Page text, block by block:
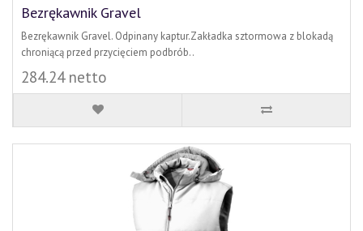
Bezrękawnik Gravel
Bezrękawnik Gravel. Odpinany kaptur.Zakładka sztormowa z blokadą
chroniącą przed przycięciem podbrób..
284.24 netto